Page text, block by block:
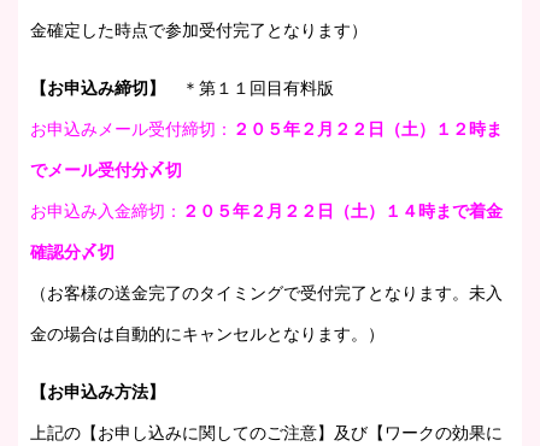
金確定した時点で参加受付完了となります）
【お申込み締切】 ＊第１１回目有料版
お申込みメール受付締切： ２０５年２月２２日（土）１２時ま
でメール受付分〆切
お申込み入金締切： ２０５年２月２２日（土） １４時まで着金
確認分〆切
（お客様の送金完了のタイミングで受付完了となります。未入
金の場合は自動的にキャンセルとなります。）
【お申込み方法】
上記の【お申し込みに関してのご注意】及び【ワークの効果に